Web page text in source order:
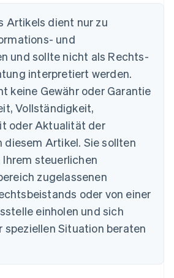
Artikels dient nur zu
und
und sollte nicht als Rechts-
interpretiert werden.
keine Gewähr oder Garantie
Vollständigkeit,
oder Aktualität der
diesem Artikel. Sie sollten
Ihrem steuerlichen
zugelassenen
oder von einer
einholen und sich
speziellen Situation beraten